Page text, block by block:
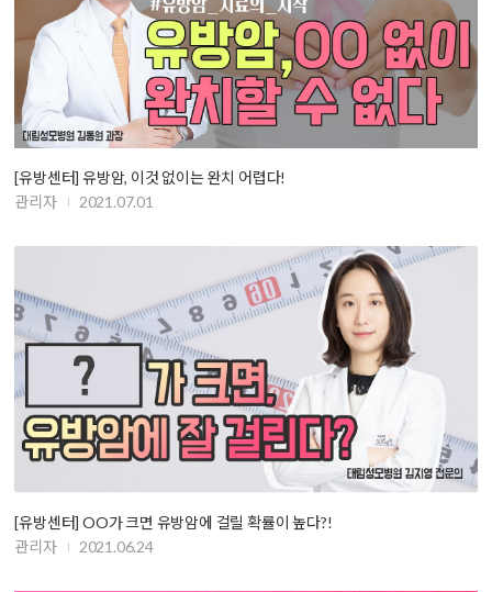
[유방센터] 유방암, 이것 없이는 완치 어렵다!
관리자
2021.07.01
[유방센터] OO가 크면 유방암에 걸릴 확률이 높다?!
관리자
2021.06.24